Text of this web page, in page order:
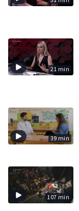
21 min
39 min
107 min